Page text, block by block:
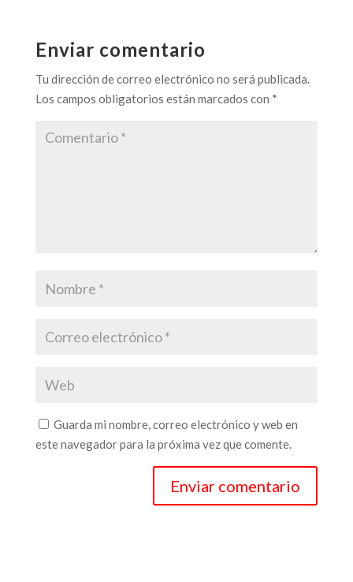
Enviar comentario
Tu dirección de correo electrónico no será publicada.
Los campos obligatorios están marcados con *
Guarda mi nombre, correo electrónico y web en
este navegador para la próxima vez que comente.